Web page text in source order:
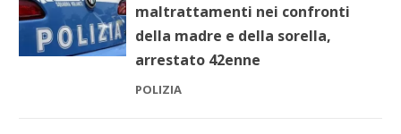
maltrattamenti nei confronti
della madre e della sorella,
arrestato 42enne
POLIZIA